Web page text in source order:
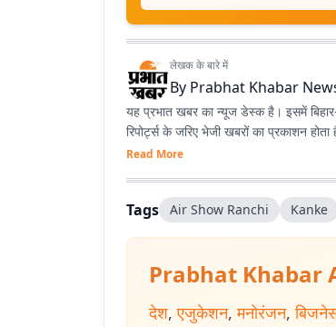
लेखक के बारे में
By Prabhat Khabar
यह प्रभात खबर का न्यूज डेस्क है। इसमें
रिपोर्ट्स के जरिए भेजी खबरों का प्रकाशन होता
Read More
Tags Air Show Ranchi Kanke
Prabhat Khabar
देश, एजुकेशन, मनोरंजन,